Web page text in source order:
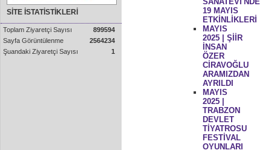
SİTE İSTATİSTİKLERİ
Toplam Ziyaretçi Sayısı
899594
Sayfa Görüntülenme
2564234
Şuandaki Ziyaretçi Sayısı
1
19 MAYIS
ETKİNLİKLERİ
MAYIS
2025 | ŞİİR
İNSAN
ÖZER
CİRAVOĞLU
ARAMIZDAN
AYRILDI
MAYIS
2025 |
TRABZON
DEVLET
TİYATROSU
FESTİVAL
OYUNLARI